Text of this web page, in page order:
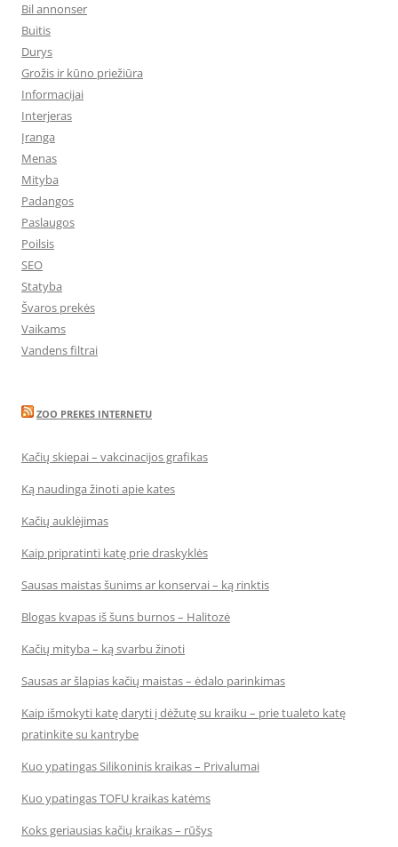
Bil annonser
Buitis
Durys
Grožis ir kūno priežiūra
Informacijai
Interjeras
Įranga
Menas
Mityba
Padangos
Paslaugos
Poilsis
SEO
Statyba
Švaros prekės
Vaikams
Vandens filtrai
ZOO PREKES INTERNETU
Kačių skiepai – vakcinacijos grafikas
Ką naudinga žinoti apie kates
Kačių auklėjimas
Kaip pripratinti katę prie draskyklės
Sausas maistas šunims ar konservai – ką rinktis
Blogas kvapas iš šuns burnos – Halitozė
Kačių mityba – ką svarbu žinoti
Sausas ar šlapias kačių maistas – ėdalo parinkimas
Kaip išmokyti katę daryti į dėžutę su kraiku – prie tualeto katę
pratinkite su kantrybe
Kuo ypatingas Silikoninis kraikas – Privalumai
Kuo ypatingas TOFU kraikas katėms
Koks geriausias kačių kraikas – rūšys